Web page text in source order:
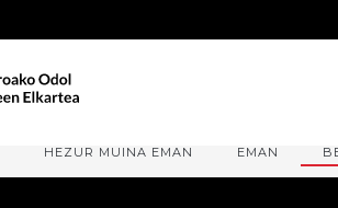
HEZUR MUINA EMAN EMAN